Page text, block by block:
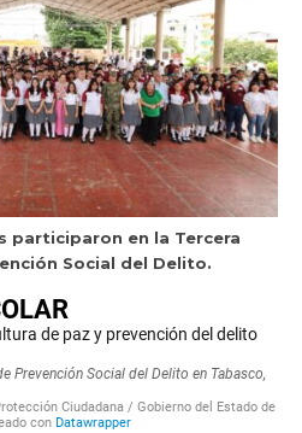
participaron en la Tercera
Social del Delito.